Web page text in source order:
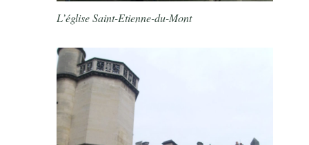
L’église Saint-Etienne-du-Mont